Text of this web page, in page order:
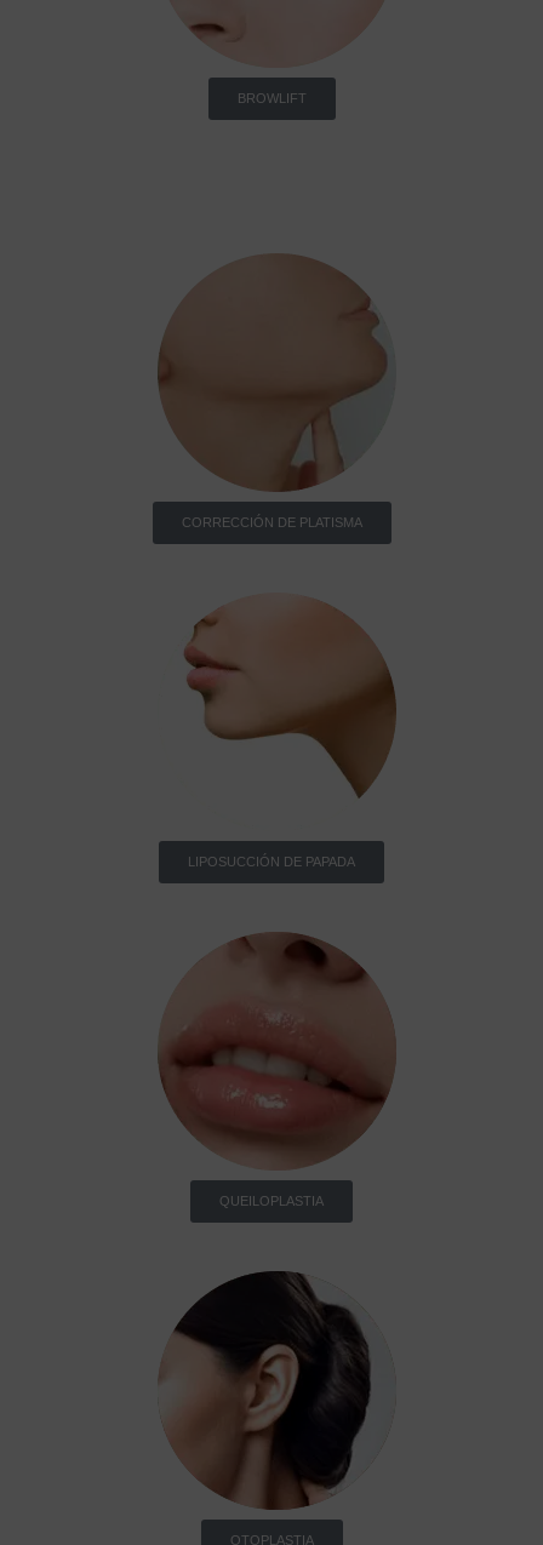
BROWLIFT
CORRECCIÓN DE PLATISMA
LIPOSUCCIÓN DE PAPADA
QUEILOPLASTIA
OTOPLASTIA